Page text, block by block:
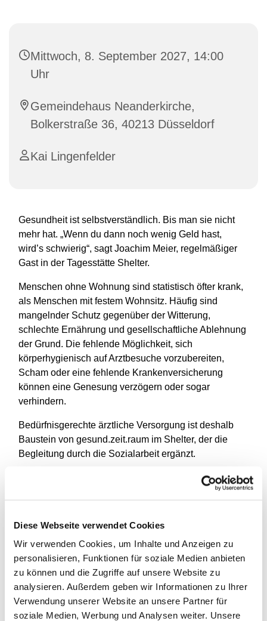
Diese Webseite verwendet Cookies
Wir verwenden Cookies, um Inhalte und Anzeigen zu
personalisieren, Funktionen für soziale Medien anbieten
zu können und die Zugriffe auf unsere Website zu
analysieren. Außerdem geben wir Informationen zu Ihrer
Verwendung unserer Website an unsere Partner für
soziale Medien, Werbung und Analysen weiter. Unsere
Mittwoch, 8. September 2027, 14:00
Uhr
Gemeindehaus Neanderkirche,
Bolkerstraße 36, 40213 Düsseldorf
Kai Lingenfelder
Gesundheit ist selbstverständlich. Bis man sie nicht
mehr hat. „Wenn du dann noch wenig Geld hast,
wird’s schwierig“, sagt Joachim Meier, regelmäßiger
Gast in der Tagesstätte Shelter.
Menschen ohne Wohnung sind statistisch öfter krank,
als Menschen mit festem Wohnsitz. Häufig sind
mangelnder Schutz gegenüber der Witterung,
schlechte Ernährung und gesellschaftliche Ablehnung
der Grund. Die fehlende Möglichkeit, sich
körperhygienisch auf Arztbesuche vorzubereiten,
Scham oder eine fehlende Krankenversicherung
können eine Genesung verzögern oder sogar
verhindern.
Bedürfnisgerechte ärztliche Versorgung ist deshalb
Baustein von gesund.zeit.raum im Shelter, der die
Begleitung durch die Sozialarbeit ergänzt.
Die Medizinische Sprechstunde für arme und
wohnungslose Menschen findet jeden Mittwoch von
Neanderkirche statt.
Kontakt über die Tagesstätte Shelter, Liefergasse 3,
Telefon 0211 58 68 78 80
Projektleitung gesund.zeit.raum Kai Lingenfelder,
Fachberatungsstelle Horizont, Neusser Straße 37,
Telefon 0211 3006430